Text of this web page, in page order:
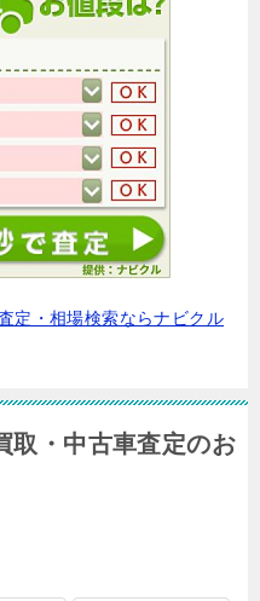
定・相場検索ならナビクル
取・中古車査定のお